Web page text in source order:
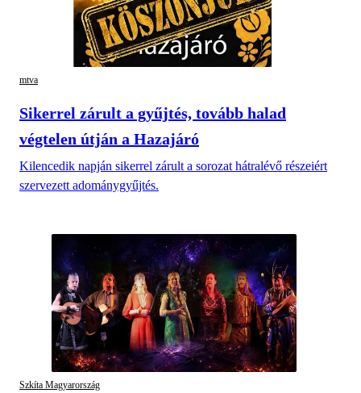
mtva
Sikerrel zárult a gyűjtés, tovább halad
végtelen útján a Hazajáró
Kilencedik napján sikerrel zárult a sorozat hátralévő részeiért
szervezett adománygyűjtés.
Szkíta Magyarország